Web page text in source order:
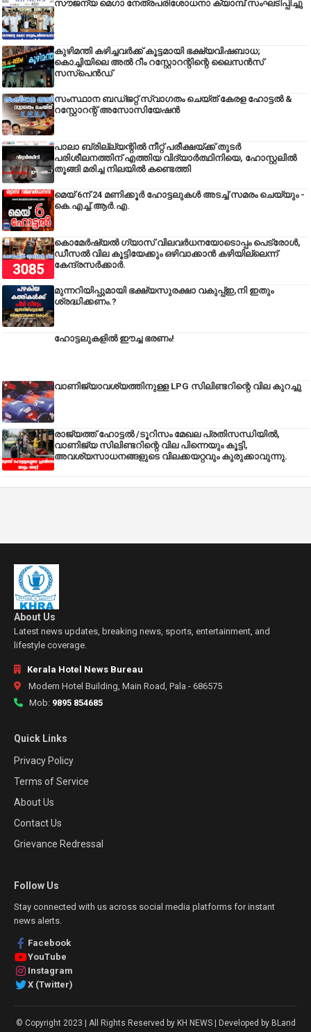
സൗജന്യ മെഗാ നേത്രപരിശോധനാ ക്യാമ്പ് സംഘടിപ്പിച്ചു
കുഴിമന്തി കഴിച്ചവർക്ക് കൂട്ടമായി ഭക്ഷ്യവിഷബാധ;
കൊച്ചിയിലെ അൽ റീം റസ്റ്റോറന്റിന്റെ ലൈസൻസ്
സസ്പെൻഡ്
സംസ്ഥാന ബഡ്‌ജറ്റ് സ്വാഗതം ചെയ്ത് കേരള ഹോട്ടൽ &
റസ്റ്റോറന്റ് അസോസിയേഷൻ
പാലാ ബ്രില്ല്യന്റിൽ നീറ്റ് പരീക്ഷയ്ക്ക് തുടർ
പരിശീലനത്തിന് എത്തിയ വിദ്യാർത്ഥിനിയെ, ഹോസ്റ്റലിൽ
തൂങ്ങി മരിച്ച നിലയിൽ കണ്ടെത്തി
മെയ് 6ന് 24 മണിക്കൂർ ഹോട്ടലുകൾ അടച്ച് സമരം ചെയ്യും -
കെ.എച്ച്.ആർ.എ.
കൊമേർഷ്യൽ ഗ്യാസ് വിലവർധനയോടൊപ്പം പെട്രോൾ,
ഡീസല്‍ വില കൂട്ടിയേക്കും ഒഴിവാക്കാന്‍ കഴിയില്ലെന്ന്
കേന്ദ്രസര്‍ക്കാര്‍.
മുന്നറിയിപ്പുമായി ഭക്ഷ്യസുരക്ഷാ വകുപ്പ്ഇ,നി ഇതും
ശ്രദ്ധിക്കണം.?
ഹോട്ടലുകളിൽ ഈച്ച ഭരണം!
വാണിജ്യാവശ്യത്തിനുള്ള LPG സിലിണ്ടറിന്റെ വില കുറച്ചു
രാജ്യത്ത് ഹോട്ടൽ /ടൂറിസം മേഖല പ്രതിസന്ധിയിൽ,
വാണിജ്യ സിലിണ്ടറിന്റെ വില പിന്നെയും കൂട്ടി,
അവശ്യസാധനങ്ങളുടെ വിലക്കയറ്റവും കുരുക്കാവുന്നു.
About Us
Latest news updates, breaking news, sports, entertainment, and
lifestyle coverage.
Kerala Hotel News Bureau
Modern Hotel Building, Main Road, Pala - 686575
Mob: 9895 854685
Quick Links
Privacy Policy
Terms of Service
About Us
Contact Us
Grievance Redressal
Follow Us
Stay connected with us across social media platforms for instant
news alerts.
Facebook
YouTube
Instagram
X (Twitter)
© Copyright 2023 | All Rights Reserved by KH NEWS | Developed by BLand